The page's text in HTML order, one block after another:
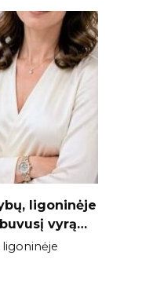
ligoninėje
vyrą…